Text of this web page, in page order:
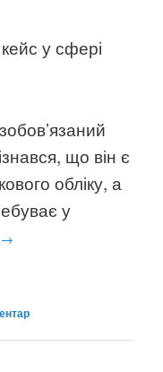
у сфері
що він є
обліку, а
у
→